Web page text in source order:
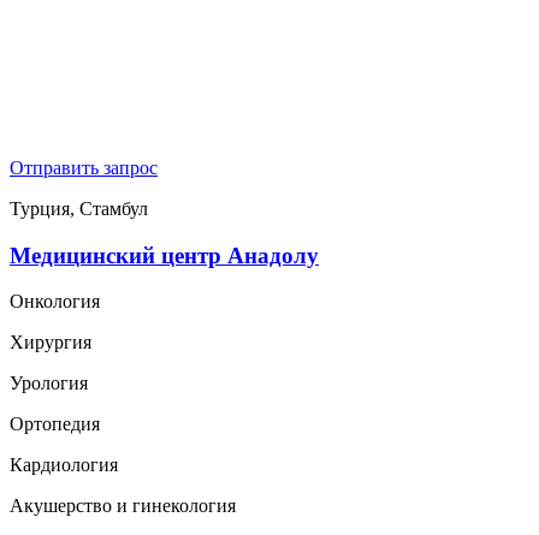
Отправить запрос
Турция, Стамбул
Медицинский центр Анадолу
Онкология
Хирургия
Урология
Ортопедия
Кардиология
Акушерство и гинекология